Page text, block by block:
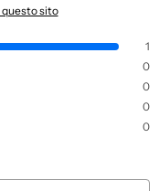
sito
1
0
0
0
0